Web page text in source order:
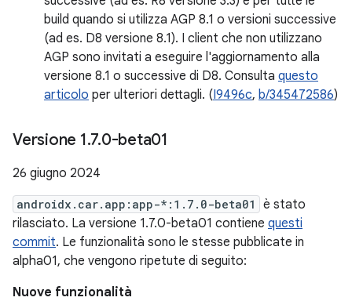
build quando si utilizza AGP 8.1 o versioni successive
(ad es. D8 versione 8.1). I client che non utilizzano
AGP sono invitati a eseguire l'aggiornamento alla
versione 8.1 o successive di D8. Consulta questo
articolo per ulteriori dettagli. (I9496c, b/345472586)
Versione 1.7.0-beta01
26 giugno 2024
androidx.car.app:app-*:1.7.0-beta01
è stato
rilasciato. La versione 1.7.0-beta01 contiene questi
commit. Le funzionalità sono le stesse pubblicate in
alpha01, che vengono ripetute di seguito:
Nuove funzionalità